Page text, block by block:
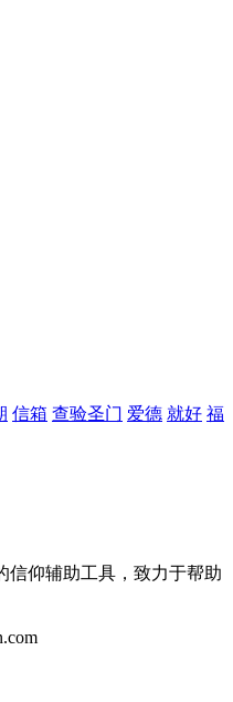
信箱 查验圣门 爱德 就好 福
信仰辅助工具，致力于帮助